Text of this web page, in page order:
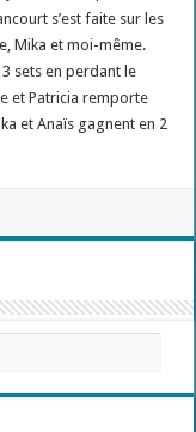
s’est faite sur les
Mika et moi-même.
sets en perdant le
et Patricia remporte
et Anaïs gagnent en 2